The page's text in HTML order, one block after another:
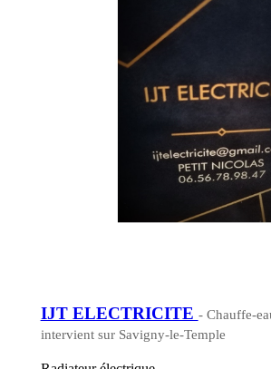
IJT ELECTRICITE - Chauffe-
intervient sur Savigny-le-Temple